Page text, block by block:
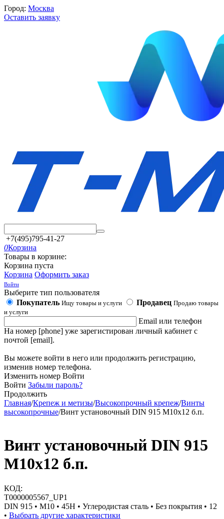
Город: Москва
Оставить заявку
+7(495)795-41-27
0Корзина
Товары в корзине:
Корзина пуста
Корзина Оформить заказ
Войти
Выберите тип пользователя
Покупатель Ищу товары и услуги Продавец Продаю товары
и услуги
Email или телефон
На номер [phone] уже зарегистирован личный кабинет с
почтой [email].
Вы можете войти в него или продолжить регистрацию,
изменив номер телефона.
Изменить номер Войти
Войти Забыли пароль?
Продолжить
Главная/Крепеж и метизы/Высокопрочный крепеж/Винты
высокопрочные/Винт установочный DIN 915 М10х12 б.п.
Винт установочный DIN 915
М10х12 б.п.
КОД:
Т0000005567_UP1
DIN 915 • М10 • 45H • Углеродистая сталь • Без покрытия • 12
• Выбрать другие характеристики